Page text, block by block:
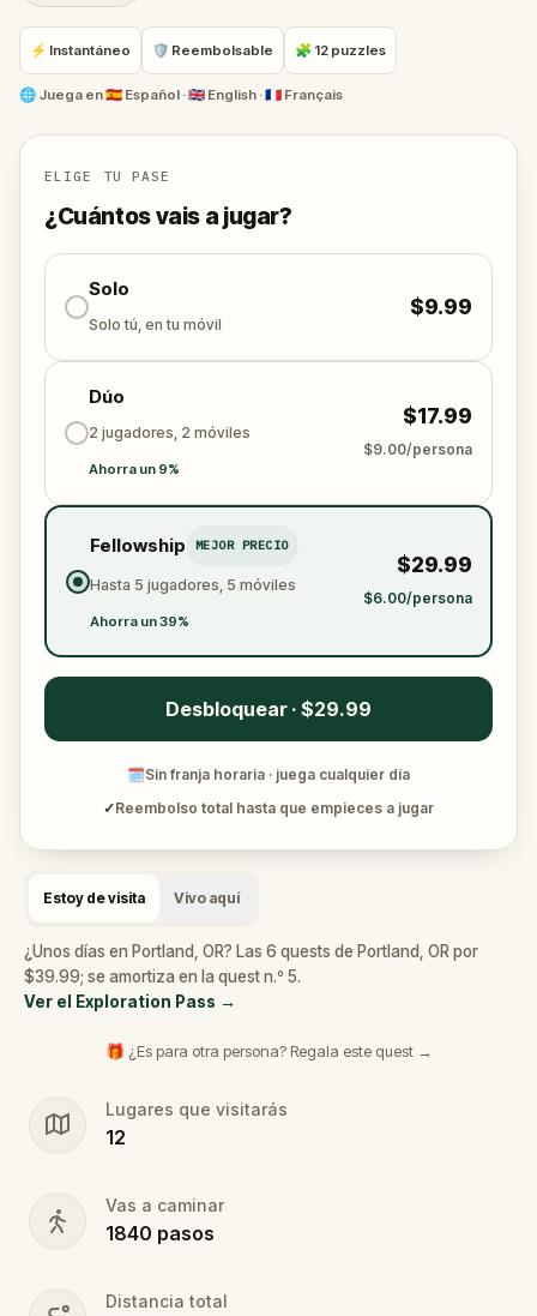
hechos. ¡La Piedra de los Sentidos—origen de la
vista, el oído, el olfato, el gusto y el tacto—ha
desaparecido!
Cuando Robert recibe una llamada del Abrazo-Com,
equipo de confianza: Pandi, Rocky, Sandy y Zee.
Juntos, deben encontrar la Piedra perdida y
devolverla a su lugar en la plaza del pueblo.
Quién robó la Piedra de los Sentidos?
equipo resolver los acertijos, seguir las pistas y
devolver los sentidos antes de que sea demasiado
tarde?
🌈 Acompaña al
coloridaaventura
al aire libre para devolver los
sentidos y encontrar laPiedra de los Sentidos!
⚡ Instantáneo 🛡 Reembolsable 🧩 12 puzzles
🌐 Juega en🇪🇸 Español · 🇬🇧 English · 🇫🇷 Français
ELIGE TU PASE
¿Cuántos vais a jugar?
Solo
Solo tú, en tu móvil
$9.99
Dúo
2 jugadores, 2 móviles
Ahorra un 9%
$17.99
$9.00/persona
Fellowship MEJOR PRECIO
Hasta 5 jugadores, 5 móviles
Ahorra un 39%
$29.99
$6.00/persona
Desbloquear · $29.99
🗓Sin franja horaria · juega cualquier día
✓Reembolso total hasta que empieces a jugar
Estoy de visita Vivo aquí
¿Unos días en Portland, OR? Las 6 quests de Portland, OR por
$39.99; se amortiza en la quest n.º 5.
Ver el Exploration Pass →
🎁 ¿Es para otra persona? Regala este quest →
Lugares que visitarás
12
Vas a caminar
1840 pasos
Distancia total